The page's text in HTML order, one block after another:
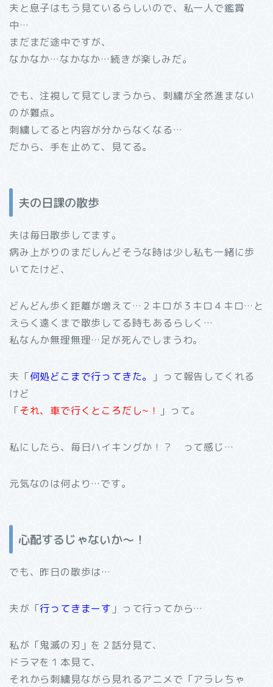
夫と息子はもう見ているらしいので、私一人で鑑賞
中…
まだまだ途中ですが、
なかなか…なかなか…続きが楽しみだ。
でも、注視して見てしまうから、刺繍が全然進まない
のが難点。
刺繍してると内容が分からなくなる…
だから、手を止めて、見てる。
夫の日課の散歩
夫は毎日散歩してます。
病み上がりのまだしんどそうな時は少し私も一緒に歩
いてたけど、
どんどん歩く距離が増えて…２キロが３キロ４キロ…と
えらく遠くまで散歩してる時もあるらしく…
私なんか無理無理…足が死んでしまうわ。
夫「何処どこまで行ってきた。
」って報告してくれる
けど
「それ、車で行くところだし~！ 」って。
私にしたら、毎日ハイキングか！？ って感じ…
元気なのは何より…です。
心配するじゃないか～！
でも、昨日の散歩は…
夫が「行ってきまーす 」って行ってから…
私が「鬼滅の刃」を２話分見て、
ドラマを１本見て、
それから刺繍見ながら見れるアニメで「アラレちゃ